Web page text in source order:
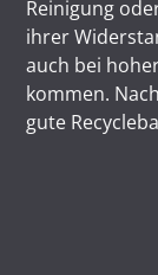
Reinigung
ihrer
auch bei
kommen.
gute